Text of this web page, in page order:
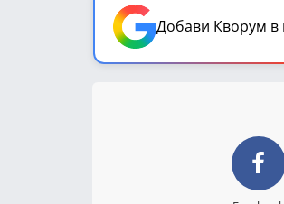
Добави Кворум в